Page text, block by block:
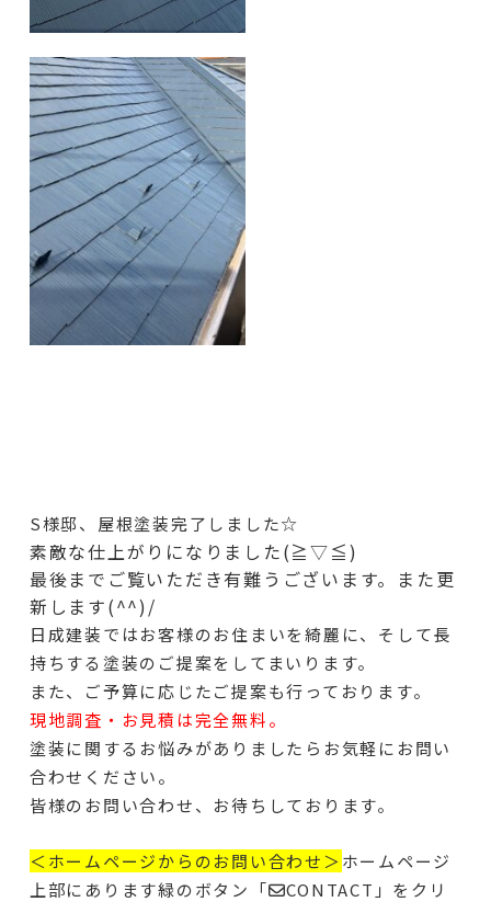
S様邸、屋根塗装完了しました☆
素敵な仕上がりになりました(≧▽≦)
最後までご覧いただき有難うございます。また更
新します(^^)/
日成建装ではお客様のお住まいを綺麗に、そして長
持ちする塗装のご提案をしてまいります。
また、ご予算に応じたご提案も行っております。
現地調査・お見積は完全無料。
塗装に関するお悩みがありましたらお気軽にお問い
合わせください。
皆様のお問い合わせ、お待ちしております。
＜ホームページからのお問い合わせ＞ホームページ
上部にあります緑のボタン「✉CONTACT」をクリ